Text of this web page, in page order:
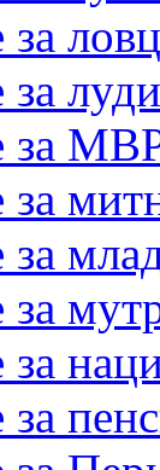
за
за луди
за
за
за
за
за
за